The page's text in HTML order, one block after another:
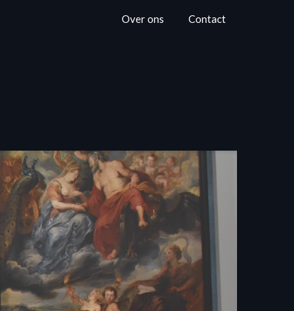
Over ons Contact